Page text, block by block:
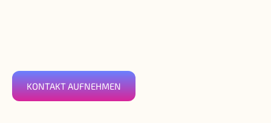
KONTAKT AUFNEHMEN